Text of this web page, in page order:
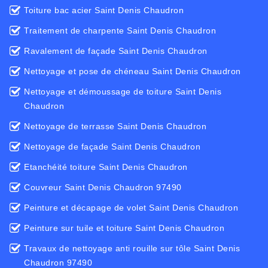
Toiture bac acier Saint Denis Chaudron
Traitement de charpente Saint Denis Chaudron
Ravalement de façade Saint Denis Chaudron
Nettoyage et pose de chéneau Saint Denis Chaudron
Nettoyage et démoussage de toiture Saint Denis
Chaudron
Nettoyage de terrasse Saint Denis Chaudron
Nettoyage de façade Saint Denis Chaudron
Etanchéité toiture Saint Denis Chaudron
Couvreur Saint Denis Chaudron 97490
Peinture et décapage de volet Saint Denis Chaudron
Peinture sur tuile et toiture Saint Denis Chaudron
Travaux de nettoyage anti rouille sur tôle Saint Denis
Chaudron 97490